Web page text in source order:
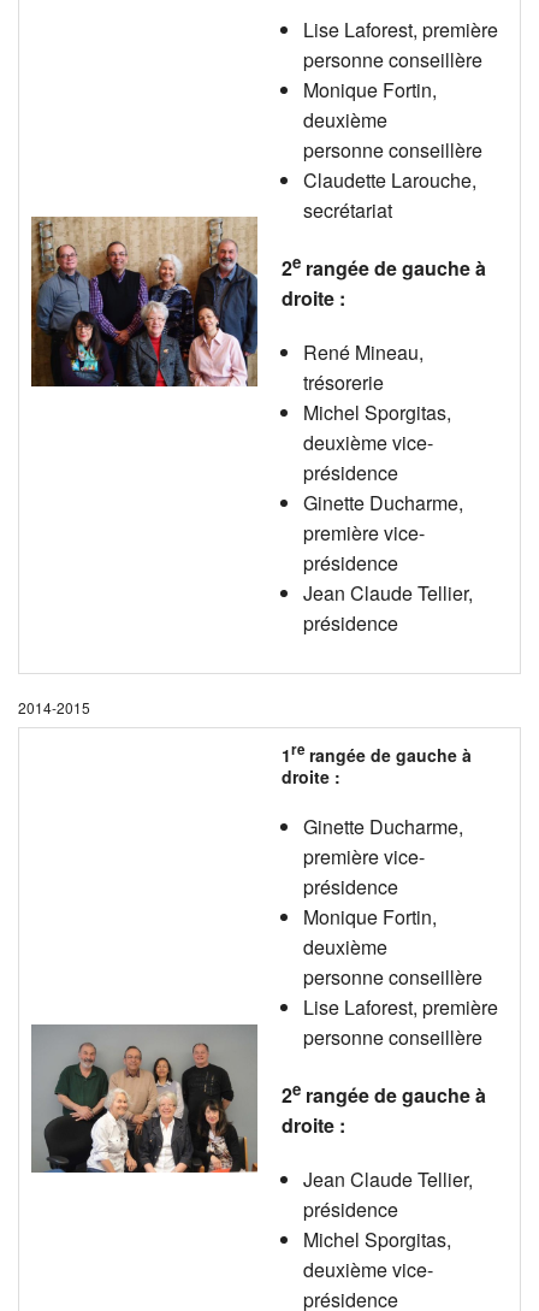
Lise Laforest, première
personne conseillère
Monique Fortin,
deuxième
personne conseillère
Claudette Larouche,
secrétariat
2e rangée de gauche à
droite :
René Mineau,
trésorerie
Michel Sporgitas,
deuxième vice-
présidence
Ginette Ducharme,
première vice-
présidence
Jean Claude Tellier,
présidence
2014-2015
1re rangée de gauche à
droite :
Ginette Ducharme,
première vice-
présidence
Monique Fortin,
deuxième
personne conseillère
Lise Laforest, première
personne conseillère
2e rangée de gauche à
droite :
Jean Claude Tellier,
présidence
Michel Sporgitas,
deuxième vice-
présidence